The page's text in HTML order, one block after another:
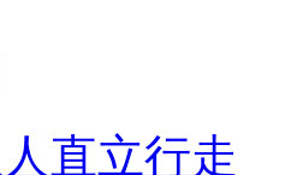
直立行走